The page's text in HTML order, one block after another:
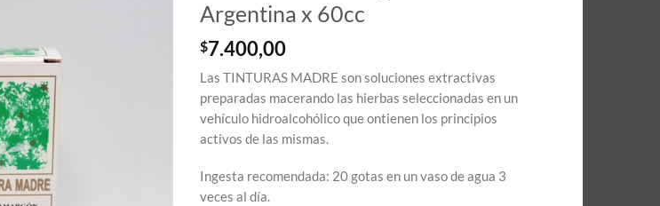
Argentina x 60cc
$7.400,00
Las TINTURAS MADRE son soluciones extractivas
preparadas macerando las hierbas seleccionadas en un
vehículo hidroalcohólico que ontienen los principios
activos de las mismas.
Ingesta recomendada: 20 gotas en un vaso de agua 3
veces al día.